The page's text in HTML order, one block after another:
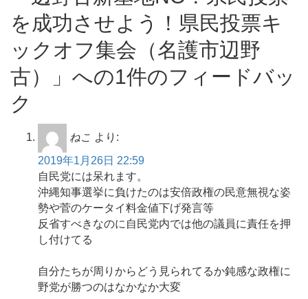
を成功させよう！県民投票キ
ックオフ集会（名護市辺野
古）」への1件のフィードバッ
ク
ねこ より:
2019年1月26日 22:59
自民党には呆れます。
沖縄知事選挙に負けたのは安倍政権の民意無視な姿
勢や菅のケータイ料金値下げ発言等
反省すべきなのに自民党内では他の議員に責任を押
し付けてる
自分たちが周りからどう見られてるか鈍感な政権に
野党が勝つのはなかなか大変